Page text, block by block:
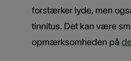
forstærker lyde, men
tinnitus. Det kan være
opmærksomheden på